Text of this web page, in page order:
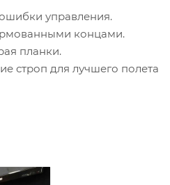
управления.
концами.
планки.
строп для лучшего полета